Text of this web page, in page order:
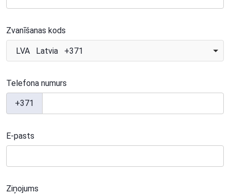
Zvanīšanas kods
LVA Latvia +371
Telefona numurs
+371
E-pasts
Ziņojums